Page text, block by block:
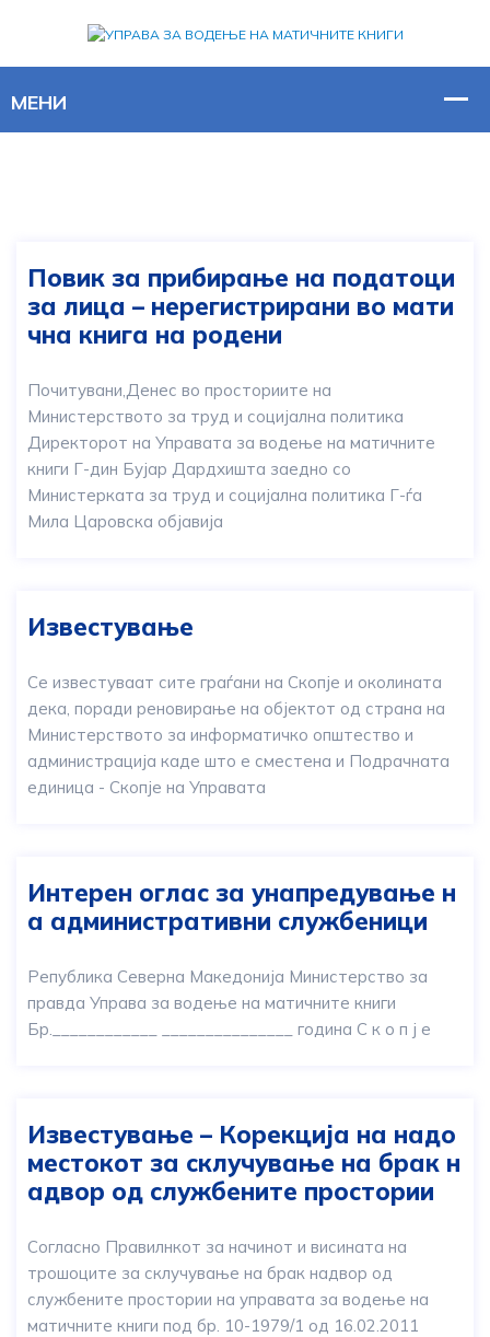
Повик за прибирање на податоци
за лица – нерегистрирани во мати
чна книга на родени
Почитувани,Денес во просториите на
Министерството за труд и социјална политика
Директорот на Управата за водење на матичните
книги Г-дин Бујар Дардхишта заедно со
Министерката за труд и социјална политика Г-ѓа
Мила Царовска објавија
Известување
Се известуваат сите граѓани на Скопје и околината
дека, поради реновирање на објектот од страна на
Министерството за информатичко општество и
администрација каде што е сместена и Подрачната
единица - Скопје на Управата
Интерен оглас за унапредување н
а административни службеници
Република Северна Македонија Министерство за
правда Управа за водење на матичните книги
Бр.____________ _______________ година С к о п ј е
Известување – Корекција на надо
местокот за склучување на брак н
адвор од службените простории
Согласно Правилнкот за начинот и висината на
трошоците за склучување на брак надвор од
службените простории на управата за водење на
матичните книги под бр. 10-1979/1 од 16.02.2011